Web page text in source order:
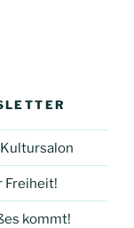
Freiheit!
kommt!